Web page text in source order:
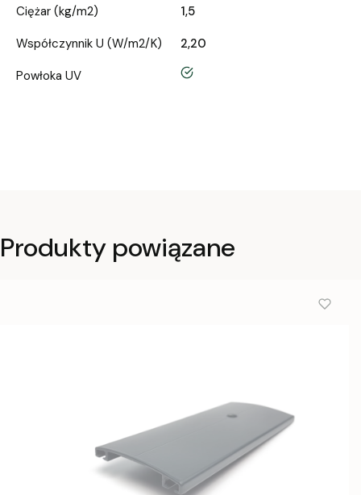
Ciężar (kg/m2)
1,5
Współczynnik U (W/m2/K)
2,20
Powłoka UV
tak
Produkty powiązane